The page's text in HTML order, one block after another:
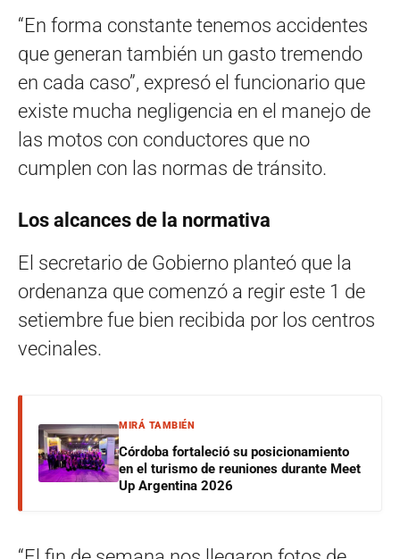
“En forma constante tenemos accidentes
que generan también un gasto tremendo
en cada caso”, expresó el funcionario que
existe mucha negligencia en el manejo de
las motos con conductores que no
cumplen con las normas de tránsito.
Los alcances de la normativa
El secretario de Gobierno planteó que la
ordenanza que comenzó a regir este 1 de
setiembre fue bien recibida por los centros
vecinales.
MIRÁ TAMBIÉN
Córdoba fortaleció su posicionamiento
en el turismo de reuniones durante Meet
Up Argentina 2026